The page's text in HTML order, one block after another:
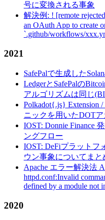
号に変換される事象
解決例: ! [remote
an OAuth App to create
`.github/workflows/
2021
SafePalで生成した
LedgerとSafePalの
アルゴリズムは同じ
Polkadot{.js} Extension
ニックを用いたDOT
IOST: Donnie Finance
ングフロー
IOST: DeFiプラットフ
ウン事象についてまと
Apache エラー解決法
httpd.conf:Invalid
defined by a module not
2020